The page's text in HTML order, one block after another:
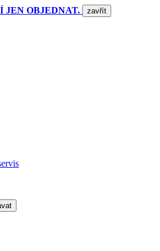
JEN OBJEDNAT. zavřít